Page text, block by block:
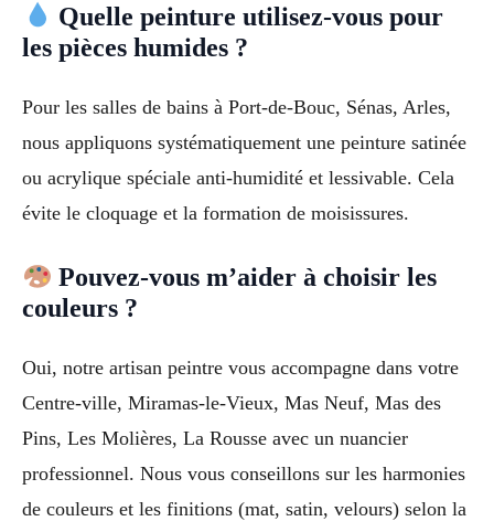
Quelle peinture utilisez-vous pour
les pièces humides ?
Pour les salles de bains à Port-de-Bouc, Sénas, Arles,
nous appliquons systématiquement une peinture satinée
ou acrylique spéciale anti-humidité et lessivable. Cela
évite le cloquage et la formation de moisissures.
Pouvez-vous m’aider à choisir les
couleurs ?
Oui, notre artisan peintre vous accompagne dans votre
Centre-ville, Miramas-le-Vieux, Mas Neuf, Mas des
Pins, Les Molières, La Rousse avec un nuancier
professionnel. Nous vous conseillons sur les harmonies
de couleurs et les finitions (mat, satin, velours) selon la